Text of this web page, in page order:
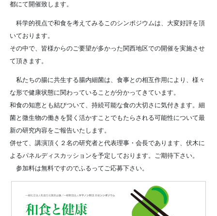
都にて開催致します。
科学的視点で和食を考えてみるこのシンポジウムは、大変好評を頂
いております。
その中で、皆様からのご要望が多かった関西地区での開催を実施させ
て頂きます。
私たちの腸に共生する腸内細菌は、食事との相互作用により、様々
な形で健康状態に関わっていることが分かってきています。
和食の知恵とも結びついて、持続可能な食の大切さに気付きます。細
菌と微生物の働きを賢く活かすことでもたらされる可能性について最
新の研究内容をご報告いたします。
併せて、講演頂く２名の研究者と代表理事・会長であります、伏木に
よるパネルディスカッションを予定しております。ご期待下さい。
参加料は無料ですのでふるってご応募下さい。